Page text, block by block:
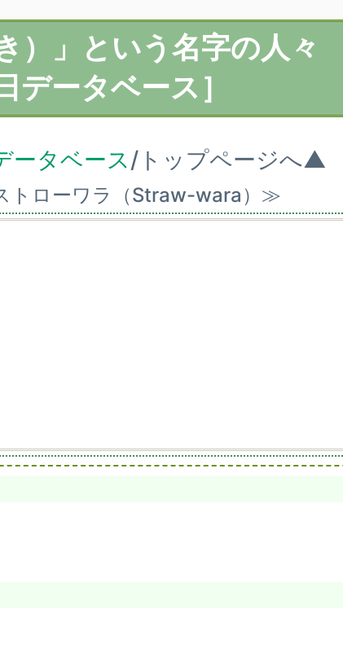
）」という名字の人々
データベース］
ータベース/トップページへ▲
トローワラ（Straw-wara）≫